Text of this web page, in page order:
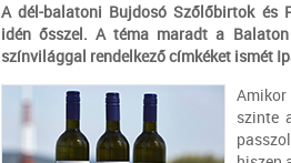
A dél-balatoni Bujdosó Szőlőbirtok és
idén ősszel. A téma maradt a
színvilággal rendelkező címkéket ismét
Amikor
szinte